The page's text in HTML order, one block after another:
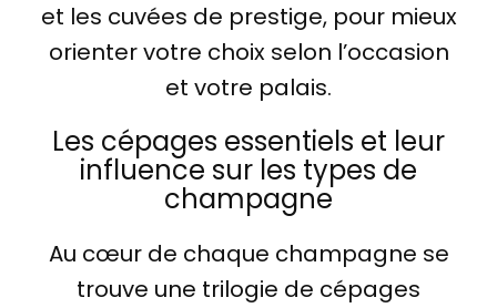
et les cuvées de prestige, pour mieux
orienter votre choix selon l’occasion
et votre palais.
Les cépages essentiels et leur
influence sur les types de
champagne
Au cœur de chaque champagne se
trouve une trilogie de cépages